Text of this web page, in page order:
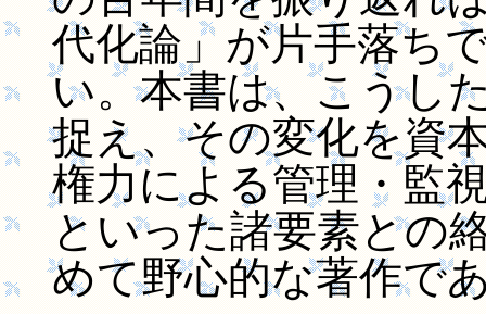
代化論」が片手落ち
い。本書は、こうし
捉え、その変化を資
権力による管理・監
といった諸要素との
めて野心的な著作で